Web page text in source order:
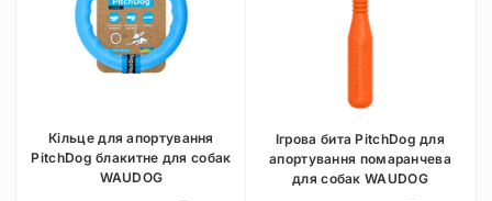
Кільце для апортування
PitchDog блакитне для собак
WAUDOG
Ігрова бита PitchDog для
апортування помаранчева
для собак WAUDOG